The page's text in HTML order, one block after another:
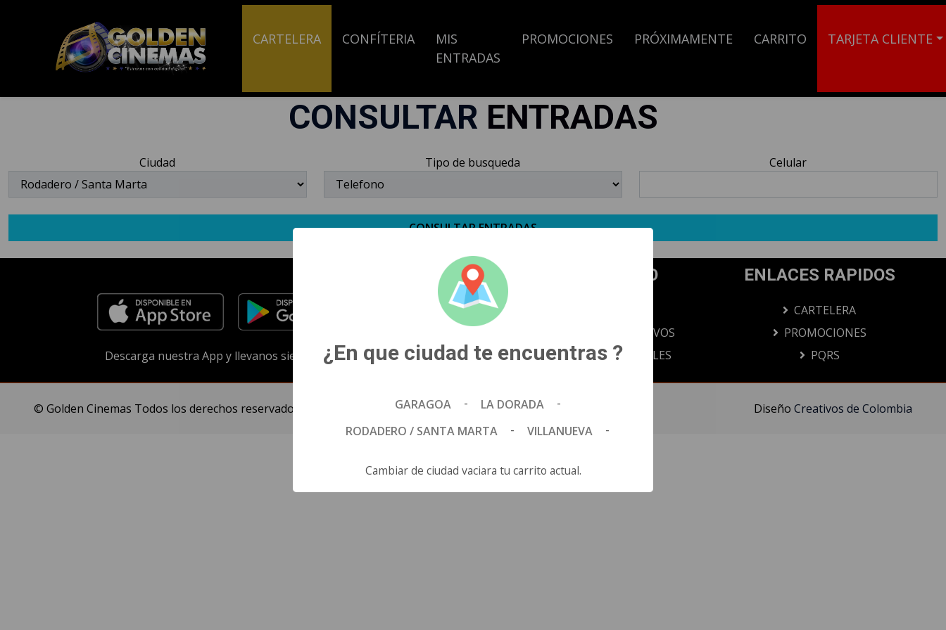
CARTELERA CONFÍTERIA
MIS
ENTRADAS
PROMOCIONES PRÓXIMAMENTE CARRITO TARJETA CLIENTE
CONSULTAR ENTRADAS
Ciudad Tipo de busqueda Celular
Descarga nuestra App y llevanos siempre contigo.
CORPORATIVO
EVENTOS CORPORATIVOS
SERVICIOS ADICIONALES
ENLACES RAPIDOS
CARTELERA
PROMOCIONES
PQRS
© Golden Cinemas Todos los derechos reservados. Diseño Creativos de Colombia
¿En que ciudad te encuentras ?
GARAGOA - LA DORADA -
RODADERO / SANTA MARTA - VILLANUEVA -
Cambiar de ciudad vaciara tu carrito actual.